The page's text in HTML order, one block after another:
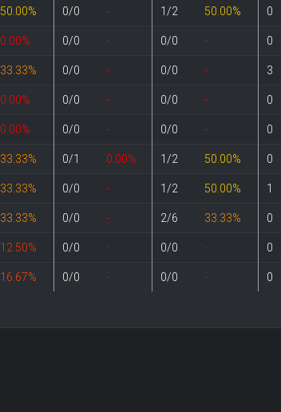
50.00% 0/0 - 1/2 50.00% 0
0.00% 0/0 - 0/0 - 0
33.33% 0/0 - 0/0 - 3
0.00% 0/0 - 0/0 - 0
0.00% 0/0 - 0/0 - 0
33.33% 0/1 0.00% 1/2 50.00% 0
33.33% 0/0 - 1/2 50.00% 1
33.33% 0/0 - 2/6 33.33% 0
12.50% 0/0 - 0/0 - 0
16.67% 0/0 - 0/0 - 0